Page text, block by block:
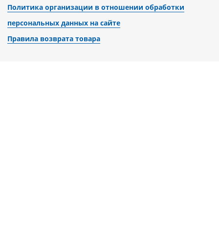
Политика организации в отношении обработки
персональных данных на сайте
Правила возврата товара